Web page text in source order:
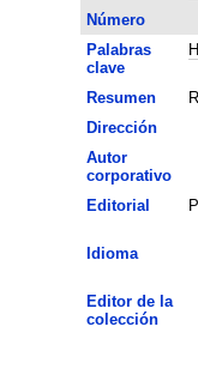
Número
Palabras
clave
Resumen
Dirección
Autor
corporativo
Editorial
Idioma
Editor de la
colección